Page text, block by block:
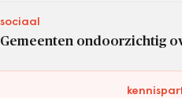
sociaal
Gemeenten ondoorzichtig